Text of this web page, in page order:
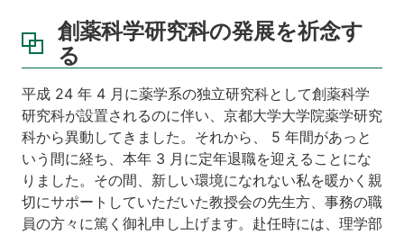
創薬科学研究科の発展を祈念す
る
平成 24 年 4 月に薬学系の独立研究科として創薬科学
研究科が設置されるのに伴い、京都大学大学院薬学研究
科から異動してきました。それから、 5 年間があっと
いう間に経ち、本年 3 月に定年退職を迎えることにな
りました。その間、新しい環境になれない私を暖かく親
切にサポートしていただいた教授会の先生方、事務の職
員の方々に篤く御礼申し上げます。赴任時には、理学部